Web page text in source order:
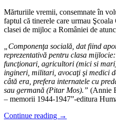
Mărturiile vremii, consemnate în
faptul că tinerele care urmau Şcoala
clasei de mijloc a României de
„Componenţa socială, dat fiind
reprezentativă pentru clasa
funcţionari, agricultori (mici si
ingineri, militari, avocaţi şi medici
câtă era, prefera internatele cu
sau germană (Pitar Mos).” (Annie
– memorii 1944-1947”-editura
Continue reading →